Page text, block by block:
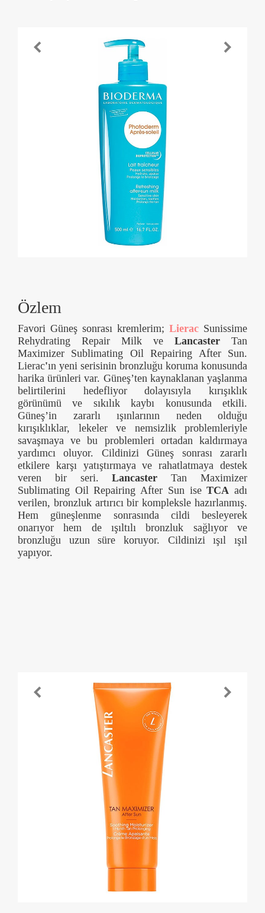
Özlem
Favori Güneş sonrası kremlerim; Lierac Sunissime
Rehydrating Repair Milk ve Lancaster Tan
Maximizer Sublimating Oil Repairing After Sun.
Lierac'ın yeni serisinin bronzluğu koruma konusunda
harika ürünleri var. Güneş’ten kaynaklanan yaşlanma
belirtilerini hedefliyor dolayısıyla kırışıklık
görünümü ve sıkılık kaybı konusunda etkili.
Güneş’in zararlı ışınlarının neden olduğu
kırışıklıklar, lekeler ve nemsizlik problemleriyle
savaşmaya ve bu problemleri ortadan kaldırmaya
yardımcı oluyor. Cildinizi Güneş sonrası zararlı
etkilere karşı yatıştırmaya ve rahatlatmaya destek
veren bir seri.Lancaster Tan Maximizer
Sublimating Oil Repairing After Sun iseTCA adı
verilen, bronzluk artırıcı bir kompleksle hazırlanmış.
Hem güneşlenme sonrasında cildi besleyerek
onarıyor hem de ışıltılı bronzluk sağlıyor ve
bronzluğu uzun süre koruyor. Cildinizi ışıl ışıl
yapıyor.